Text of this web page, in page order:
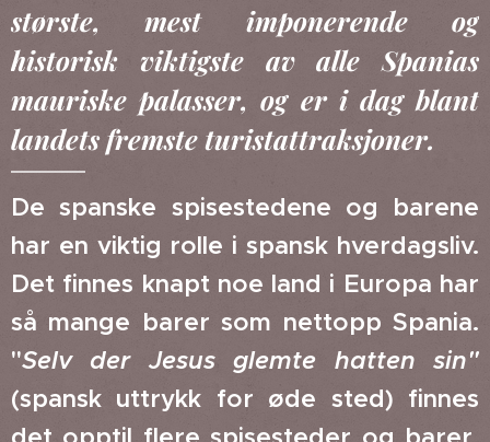
største, mest imponerende og
historisk viktigste av alle Spanias
mauriske palasser, og er i dag blant
landets fremste turistattraksjoner.
De spanske spisestedene og barene
har en viktig rolle i spansk hverdagsliv.
Det finnes knapt noe land i Europa har
så mange barer som nettopp Spania.
"Selv der Jesus glemte hatten sin"
(spansk uttrykk for øde sted) finnes